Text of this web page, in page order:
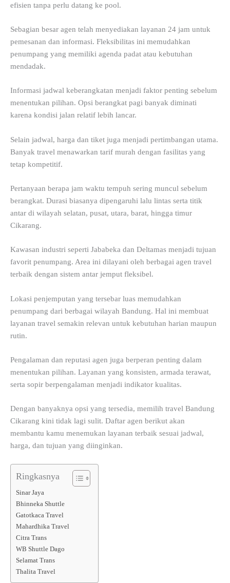
efisien tanpa perlu datang ke pool.
Sebagian besar agen telah menyediakan layanan 24 jam untuk
pemesanan dan informasi. Fleksibilitas ini memudahkan
penumpang yang memiliki agenda padat atau kebutuhan
mendadak.
Informasi jadwal keberangkatan menjadi faktor penting sebelum
menentukan pilihan. Opsi berangkat pagi banyak diminati
karena kondisi jalan relatif lebih lancar.
Selain jadwal, harga dan tiket juga menjadi pertimbangan utama.
Banyak travel menawarkan tarif murah dengan fasilitas yang
tetap kompetitif.
Pertanyaan berapa jam waktu tempuh sering muncul sebelum
berangkat. Durasi biasanya dipengaruhi lalu lintas serta titik
antar di wilayah selatan, pusat, utara, barat, hingga timur
Cikarang.
Kawasan industri seperti Jababeka dan Deltamas menjadi tujuan
favorit penumpang. Area ini dilayani oleh berbagai agen travel
terbaik dengan sistem antar jemput fleksibel.
Lokasi penjemputan yang tersebar luas memudahkan
penumpang dari berbagai wilayah Bandung. Hal ini membuat
layanan travel semakin relevan untuk kebutuhan harian maupun
rutin.
Pengalaman dan reputasi agen juga berperan penting dalam
menentukan pilihan. Layanan yang konsisten, armada terawat,
serta sopir berpengalaman menjadi indikator kualitas.
Dengan banyaknya opsi yang tersedia, memilih travel Bandung
Cikarang kini tidak lagi sulit. Daftar agen berikut akan
membantu kamu menemukan layanan terbaik sesuai jadwal,
harga, dan tujuan yang diinginkan.
Ringkasnya
Sinar Jaya
Bhinneka Shuttle
Gatotkaca Travel
Mahardhika Travel
Citra Trans
WB Shuttle Dago
Selamat Trans
Thalita Travel